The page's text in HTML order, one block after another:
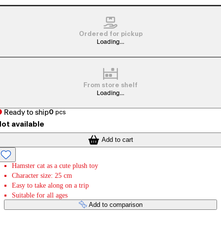
Ordered for pickup
Loading...
From store shelf
Loading...
Ready to ship0 pcs
available
Add to cart
Hamster cat as a cute plush toy
Character size: 25 cm
Easy to take along on a trip
Suitable for all ages
Add to comparison